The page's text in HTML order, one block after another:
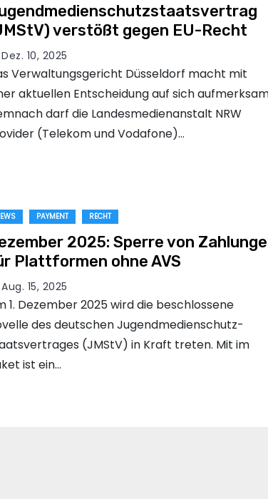
verstößt gegen EU-Recht
Dez. 10, 2025
Verwaltungsgericht Düsseldorf macht mit
aktuellen Entscheidung auf sich
darf die Landesmedienanstalt NRW
(Telekom und Vodafone)…
PAYMENT RECHT
2025: Sperre von
Plattformen ohne AVS
Aug. 15, 2025
1. Dezember 2025 wird die beschlossene
des deutschen Jugendmedienschutz-
(JMStV) in Kraft treten. Mit im
ist ein…